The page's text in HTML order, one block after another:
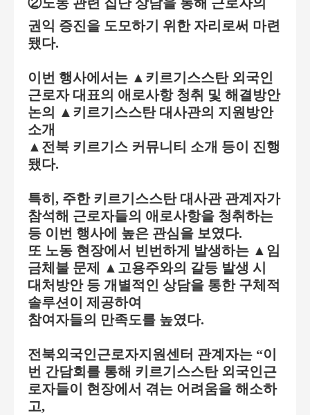
권익 증진을 도모하기 위한 자리로써 마련
됐다.
이번 행사에서는 ▲ 키르기스스탄 외국인
근로자 대표의 애로사항 청취 및 해결방안
논의
▲ 키르기스스탄 대사관의 지원방안
소개
▲ 전북 키르기스 커뮤니티 소개 등이 진행
됐다.
특히 , 주한 키르기스스탄 대사관 관계자가
참석해 근로자들의 애로사항을 청취하는
등 이번 행사에 높은 관심을 보였다.
또 노동 현장에서 빈번하게 발생하는 ▲ 임
금체불 문제
▲ 고용주와의 갈등 발생 시
대처방안 등 개별적인 상담을 통한 구체적
솔루션이 제공하여
참여자들의 만족도를 높였다.
전북외국인근로자지원센터 관계자는 “이
번 간담회를 통해 키르기스스탄 외국인근
로자들이 현장에서 겪는 어려움을 해소하
고,